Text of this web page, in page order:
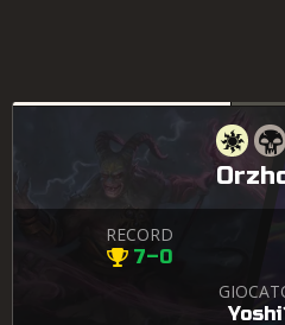
RECORD
7–0